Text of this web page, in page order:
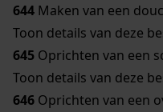
644 Maken van een
Toon details van deze
645 Oprichten van een
Toon details van deze
646 Oprichten van een